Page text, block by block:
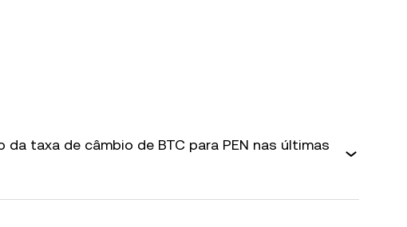
da taxa de câmbio de BTC para PEN nas últimas